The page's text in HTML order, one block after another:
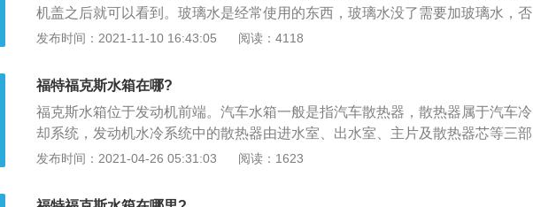
罐盖。顺时针转动盖子，拧紧至听到有咔的一声，感觉有强烈的阻力。
机盖之后就可以看到。玻璃水是经常使用的东西，玻璃水没了需要加玻璃水，否
则会影响清洁前挡风玻璃。在加注新的汽车玻璃水，需要确保将储液罐清洗干
车窗清洗剂与储液罐中的玻璃水混用时，一定要确保两种玻璃水为同一品牌的同
一类型号；否则，混用后会改变原来的冰点。此外，由于不同产品所用的表面活
性剂不同，可能会造成添加剂的沉降。玻璃水属于汽车消耗品，基本上一个月加
一次，与夏、冬不一样，现在国内市场上销售的玻璃水品种繁多。但主要分为三
类：夏季玻璃水、冬季防冻玻璃水和防冻玻璃水，其中夏季玻璃水主要用于去除
发布时间：2021-11-10 16:43:05 阅读：4118
福特福克斯水箱在哪?
福克斯水箱位于发动机前端。汽车水箱一般是指汽车散热器，散热器属于汽车冷
却系统，发动机水冷系统中的散热器由进水室、出水室、主片及散热器芯等三部
分构成。汽车水箱加水步骤如下：1、逆时针方向转动压力盖，如果听到嘶嘶
膨胀罐MAX和MIN刻度之间的位置；3、在冷却液膨胀罐盖打开的情况下，启动
发布时间：2021-04-26 05:31:03 阅读：1623